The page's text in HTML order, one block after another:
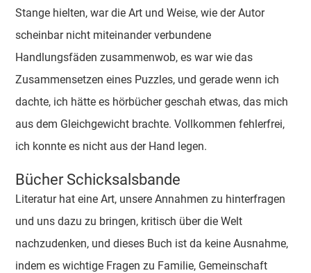
Stange hielten, war die Art und Weise, wie der Autor
scheinbar nicht miteinander verbundene
Handlungsfäden zusammenwob, es war wie das
Zusammensetzen eines Puzzles, und gerade wenn ich
dachte, ich hätte es hörbücher geschah etwas, das mich
aus dem Gleichgewicht brachte. Vollkommen fehlerfrei,
ich konnte es nicht aus der Hand legen.
Bücher Schicksalsbande
Literatur hat eine Art, unsere Annahmen zu hinterfragen
und uns dazu zu bringen, kritisch über die Welt
nachzudenken, und dieses Buch ist da keine Ausnahme,
indem es wichtige Fragen zu Familie, Gemeinschaft